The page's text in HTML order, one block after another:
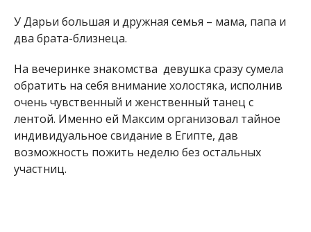
У Дарьи большая и дружная семья – мама, папа и
два брата-близнеца.
На вечеринке знакомства девушка сразу сумела
обратить на себя внимание холостяка, исполнив
очень чувственный и женственный танец с
лентой. Именно ей Максим организовал тайное
индивидуальное свидание в Египте, дав
возможность пожить неделю без остальных
участниц.